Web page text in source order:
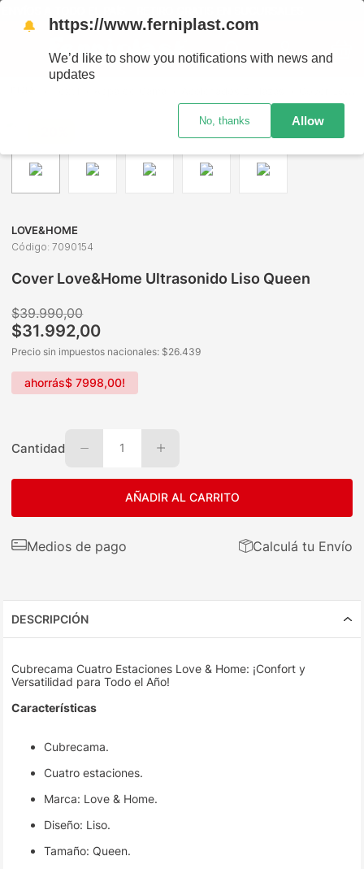
LOVE&HOME
Código:7090154
Cover Love&Home Ultrasonido Liso Queen
$39.990,00
$31.992,00
Precio sin impuestos nacionales: $26.439
ahorrás$ 7998,00!
Cantidad 1
AÑADIR AL CARRITO
Medios de pago Calculá tu Envío
DESCRIPCIÓN
Cubrecama Cuatro Estaciones Love & Home: ¡Confort y
Versatilidad para Todo el Año!
Características
Cubrecama.
Cuatro estaciones.
Marca: Love & Home.
Diseño: Liso.
Tamaño: Queen.
🔔 https://www.ferniplast.com
We’d like to show you notifications with news and
updates
No, thanks Allow